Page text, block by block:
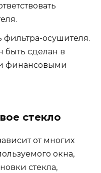
осушителя.
быть сделан в
финансовыми
стекло
от многих
окна,
стекла,